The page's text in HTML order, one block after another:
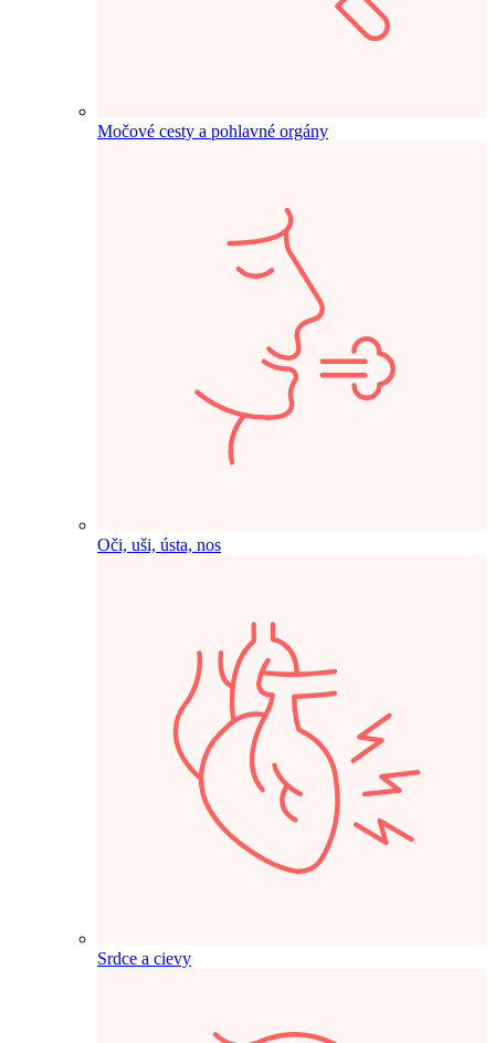
Močové cesty a pohlavné orgány
Oči, uši, ústa, nos
Srdce a cievy